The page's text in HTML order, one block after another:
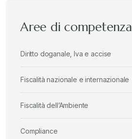
Aree di competenza
Diritto doganale, Iva e accise
Fiscalità nazionale e internazionale
Fiscalità dell’Ambiente
Compliance